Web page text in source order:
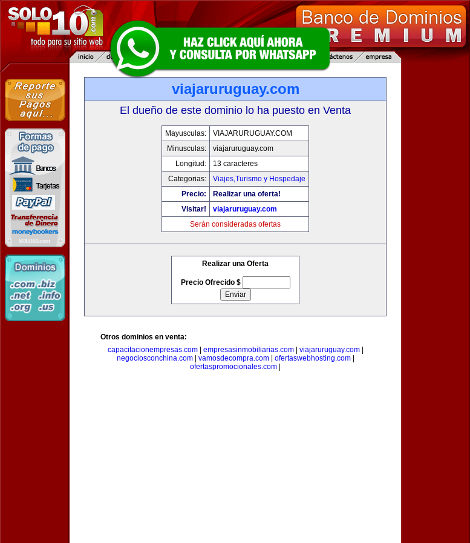
viajaruruguay.com
El dueño de este dominio lo ha puesto en Venta
Mayusculas:
VIAJARURUGUAY.COM
Minusculas:
viajaruruguay.com
Longitud:
13 caracteres
Categorias:
Viajes,Turismo y Hospedaje
Precio:
Realizar una oferta!
Visitar!
viajaruruguay.com
Serán consideradas ofertas
Realizar una Oferta
Precio Ofrecido $
Otros dominios en venta:
capacitacionempresas.com| empresasinmobiliarias.com| viajaruruguay.com|
negociosconchina.com| vamosdecompra.com| ofertaswebhosting.com|
ofertaspromocionales.com